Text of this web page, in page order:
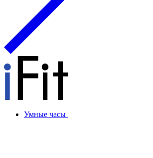
Умные часы